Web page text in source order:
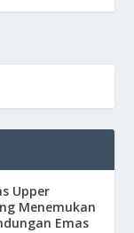
Upper
Menemukan
Emas